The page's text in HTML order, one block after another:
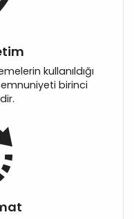
kullanıldığı
birinci